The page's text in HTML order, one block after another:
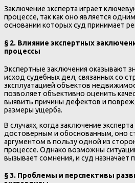
Заключение эксперта играет
процессе, так как оно является
основании которых суд принимает
§ 2. Влияние экспертных
процессы
Экспертные заключения оказывают
исход судебных дел, связанных со
эксплуатацией объектов
позволяет объективно оценить
выявить причины дефектов и
размеры ущерба.
В случаях, когда заключение
достоверным и обоснованным, оно
аргументом в пользу одной из
процессе. Однако возможны
вызывает сомнения, и суд назначает
§ 3. Проблемы и перспективы